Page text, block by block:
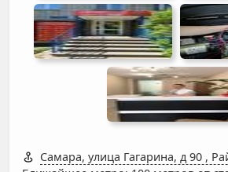
Самара, улица Гагарина, д 90 ,